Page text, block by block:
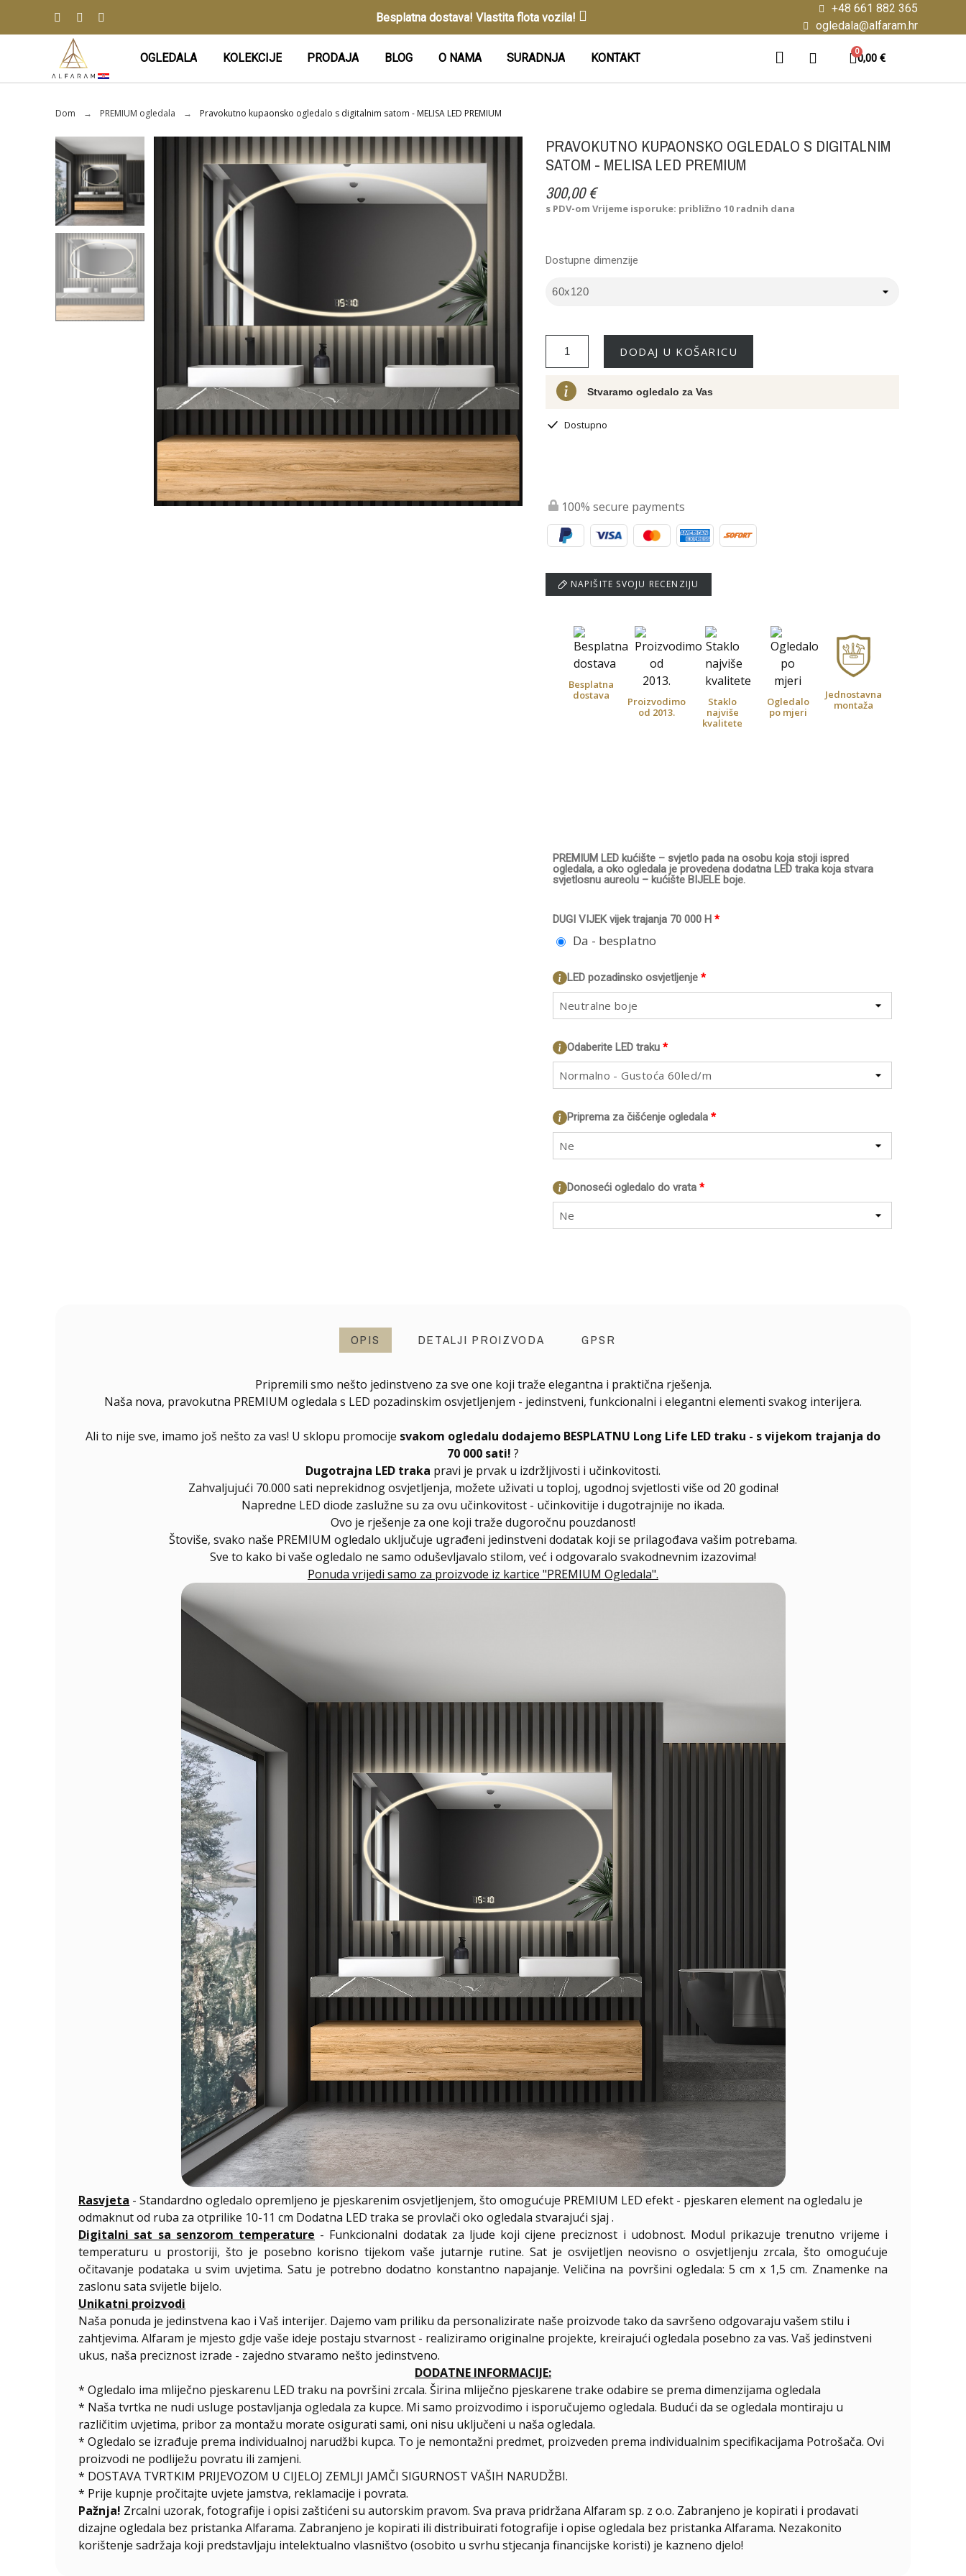
Besplatna dostava! Vlastita flota vozila!
+48 661 882 365
ogledala@alfaram.hr
OGLEDALA KOLEKCIJE PRODAJA BLOG O NAMA SURADNJA KONTAKT 0,00 €
Dom PREMIUM ogledala Pravokutno kupaonsko ogledalo s digitalnim satom - MELISA LED PREMIUM
PRAVOKUTNO KUPAONSKO OGLEDALO S DIGITALNIM
SATOM - MELISA LED PREMIUM
300,00 €
s PDV-omVrijeme isporuke: približno 10 radnih dana
Dostupne dimenzije
DODAJ U KOŠARICU
Stvaramo ogledalo za Vas
Dostupno
100% secure payments
NAPIŠITE SVOJU RECENZIJU
PREMIUM LED kućište – svjetlo pada na osobu koja stoji ispred
ogledala, a oko ogledala je provedena dodatna LED traka koja stvara
svjetlosnu aureolu – kućište BIJELE boje.
*
DUGI VIJEK vijek trajanja 70 000 H
Da - besplatno
*
LED pozadinsko osvjetljenje
Neutralne boje
*
Odaberite LED traku
Normalno - Gustoća 60led/m
*
Priprema za čišćenje ogledala
Ne
*
Donoseći ogledalo do vrata
Ne
Besplatna
dostava
Proizvodimo
od 2013.
Staklo
najviše
kvalitete
Ogledalo
po mjeri
Jednostavna
montaža
OPIS DETALJI PROIZVODA GPSR
Pripremili smo nešto jedinstveno za sve one koji traže elegantna i praktična rješenja.
Naša nova, pravokutna PREMIUM ogledala s LED pozadinskim osvjetljenjem - jedinstveni, funkcionalni i elegantni elementi svakog interijera.
Ali to nije sve, imamo još nešto za vas! U sklopu promocije svakom ogledalu dodajemo BESPLATNU Long Life LED traku - s vijekom trajanja do
70 000 sati! ?
Dugotrajna LED traka pravi je prvak u izdržljivosti i učinkovitosti.
Zahvaljujući 70.000 sati neprekidnog osvjetljenja, možete uživati u toploj, ugodnoj svjetlosti više od 20 godina!
Napredne LED diode zaslužne su za ovu učinkovitost - učinkovitije i dugotrajnije no ikada.
Ovo je rješenje za one koji traže dugoročnu pouzdanost!
Štoviše, svako naše PREMIUM ogledalo uključuje ugrađeni jedinstveni dodatak koji se prilagođava vašim potrebama.
Sve to kako bi vaše ogledalo ne samo oduševljavalo stilom, već i odgovaralo svakodnevnim izazovima!
Ponuda vrijedi samo za proizvode iz kartice "PREMIUM Ogledala".
Rasvjeta - Standardno ogledalo opremljeno je pjeskarenim osvjetljenjem, što omogućuje PREMIUM LED efekt - pjeskaren element na ogledalu je
odmaknut od ruba za otprilike 10-11 cm Dodatna LED traka se provlači oko ogledala stvarajući sjaj .
Digitalni sat sa senzorom temperature - Funkcionalni dodatak za ljude koji cijene preciznost i udobnost. Modul prikazuje trenutno vrijeme i
temperaturu u prostoriji, što je posebno korisno tijekom vaše jutarnje rutine. Sat je osvijetljen neovisno o osvjetljenju zrcala, što omogućuje
očitavanje podataka u svim uvjetima. Satu je potrebno dodatno konstantno napajanje. Veličina na površini ogledala: 5 cm x 1,5 cm. Znamenke na
zaslonu sata svijetle bijelo.
Unikatni proizvodi
Naša ponuda je jedinstvena kao i Vaš interijer. Dajemo vam priliku da personalizirate naše proizvode tako da savršeno odgovaraju vašem stilu i
zahtjevima. Alfaram je mjesto gdje vaše ideje postaju stvarnost - realiziramo originalne projekte, kreirajući ogledala posebno za vas. Vaš jedinstveni
ukus, naša preciznost izrade - zajedno stvaramo nešto jedinstveno.
DODATNE INFORMACIJE:
* Ogledalo ima mliječno pjeskarenu LED traku na površini zrcala. Širina mliječno pjeskarene trake odabire se prema dimenzijama ogledala
* Naša tvrtka ne nudi usluge postavljanja ogledala za kupce. Mi samo proizvodimo i isporučujemo ogledala. Budući da se ogledala montiraju u
različitim uvjetima, pribor za montažu morate osigurati sami, oni nisu uključeni u naša ogledala.
* Ogledalo se izrađuje prema individualnoj narudžbi kupca. To je nemontažni predmet, proizveden prema individualnim specifikacijama Potrošača. Ovi
proizvodi ne podliježu povratu ili zamjeni.
* DOSTAVA TVRTKIM PRIJEVOZOM U CIJELOJ ZEMLJI JAMČI SIGURNOST VAŠIH NARUDŽBI.
* Prije kupnje pročitajte uvjete jamstva, reklamacije i povrata.
Pažnja! Zrcalni uzorak, fotografije i opisi zaštićeni su autorskim pravom. Sva prava pridržana Alfaram sp. z o.o. Zabranjeno je kopirati i prodavati
dizajne ogledala bez pristanka Alfarama. Zabranjeno je kopirati ili distribuirati fotografije i opise ogledala bez pristanka Alfarama. Nezakonito
korištenje sadržaja koji predstavljaju intelektualno vlasništvo (osobito u svrhu stjecanja financijske koristi) je kazneno djelo!